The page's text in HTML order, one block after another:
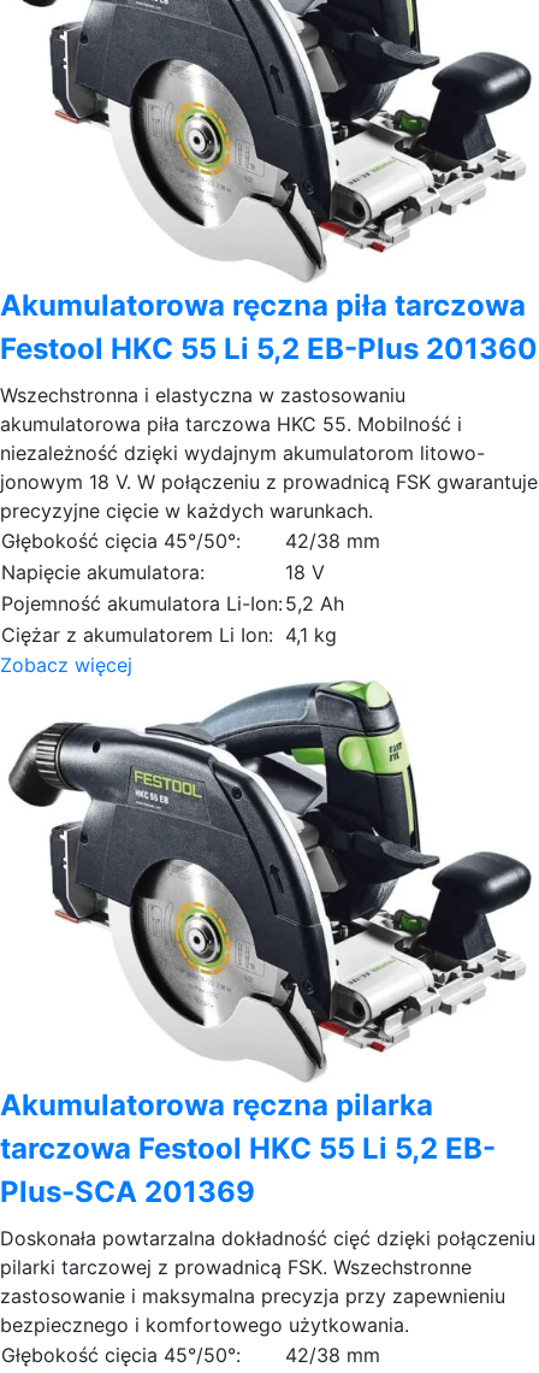
Akumulatorowa ręczna piła tarczowa
Festool HKC 55 Li 5,2 EB-Plus 201360
Wszechstronna i elastyczna w zastosowaniu
akumulatorowa piła tarczowa HKC 55. Mobilność i
niezależność dzięki wydajnym akumulatorom litowo-
jonowym 18 V. W połączeniu z prowadnicą FSK gwarantuje
precyzyjne cięcie w każdych warunkach.
Głębokość cięcia 45°/50°:
42/38 mm
Napięcie akumulatora:
18 V
Pojemność akumulatora Li-Ion:5,2 Ah
Ciężar z akumulatorem Li Ion: 4,1 kg
Zobacz więcej
Akumulatorowa ręczna pilarka
tarczowa Festool HKC 55 Li 5,2 EB-
Plus-SCA 201369
Doskonała powtarzalna dokładność cięć dzięki połączeniu
pilarki tarczowej z prowadnicą FSK. Wszechstronne
zastosowanie i maksymalna precyzja przy zapewnieniu
bezpiecznego i komfortowego użytkowania.
Głębokość cięcia 45°/50°:
42/38 mm